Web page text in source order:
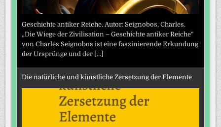
Geschichte antiker Reiche. Autor: Seignobos, Charles.
„Die Wiege der Zivilisation – Geschichte antiker Reiche“
von Charles Seignobos ist eine faszinierende Erkundung
der Ursprünge und der [...]
Die natürliche und künstliche Zersetzung der Elemente